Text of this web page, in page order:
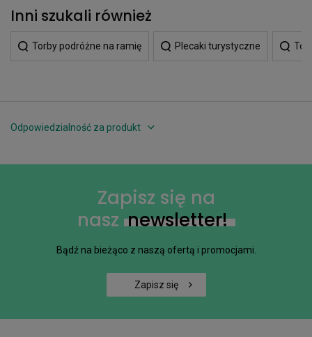
Inni szukali również
Torby podróżne na ramię Plecaki turystyczne
Odpowiedzialność za produkt
Zapisz się na
nasz newsletter!
Bądź na bieżąco z naszą ofertą i promocjami.
Zapisz się